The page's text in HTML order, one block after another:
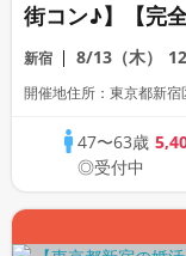
街コン♪】【完
ル飲み放題・コ
企業運営の和風
り】
新宿 8/13（木）
47〜63歳
◎受付中